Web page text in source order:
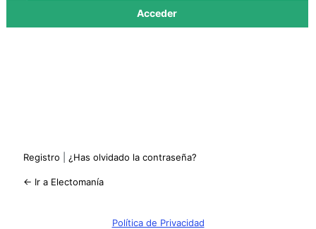
Registro ¿Has olvidado la contraseña?
← Ir a Electomanía
Política de Privacidad